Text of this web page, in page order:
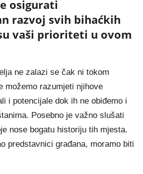
osigurati
razvoj svih bihaćkih
vaši prioriteti u ovom
ne zalazi se čak ni tokom
možemo razumjeti njihove
i potencijale dok ih ne obiđemo i
Posebno je važno slušati
nose bogatu historiju tih mjesta.
predstavnici građana, moramo biti